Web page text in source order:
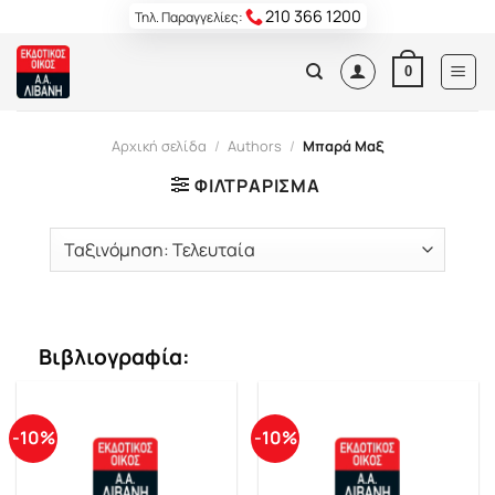
content
Τηλ. Παραγγελίες: 210 366 1200
0
Αρχική σελίδα / Authors / Μπαρά Μαξ
ΦΙΛΤΡΆΡΙΣΜΑ
Βιβλιογραφία:
-10% -10%